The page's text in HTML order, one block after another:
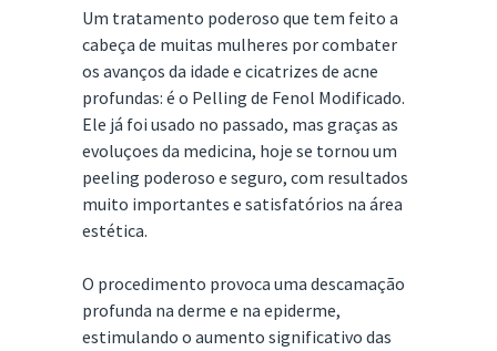
Um tratamento poderoso que tem feito a
cabeça de muitas mulheres por combater
os avanços da idade e cicatrizes de acne
profundas: é o Pelling de Fenol Modificado.
Ele já foi usado no passado, mas graças as
evoluçoes da medicina, hoje se tornou um
peeling poderoso e seguro, com resultados
muito importantes e satisfatórios na área
estética.
O procedimento provoca uma descamação
profunda na derme e na epiderme,
estimulando o aumento significativo das